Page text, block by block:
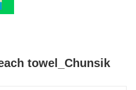
towel_Chunsik